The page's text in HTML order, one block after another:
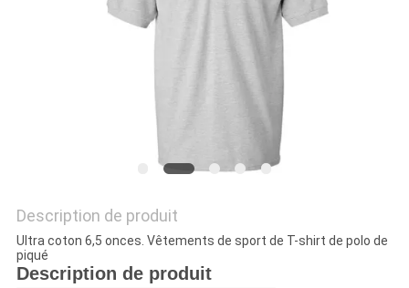
Description de produit
Ultra coton 6,5 onces. Vêtements de sport de T-shirt de polo de
piqué
Description de produit